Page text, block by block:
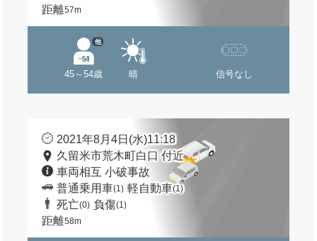
距離57m
45～54歳
他
晴 信号なし
2021年8月4日(水)11:18
久留米市荒木町白口 付近
車両相互 小破事故
普通乗用車(1) 軽自動車(1)
死亡(0) 負傷(1)
距離58m